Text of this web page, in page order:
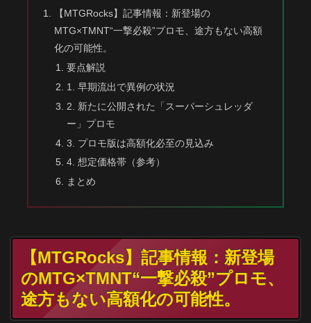
【MTGRocks】記事情報：新登場の
MTG×TMNT“一撃必殺”プロモ、途方もない高額
化の可能性。
要点解説
1. 早期流出で異例の状況
2. 新たに公開された「スーパーシュレッダ
ー」プロモ
3. プロモ版は高額化必至の見込み
4. 想定価格帯（参考）
まとめ
【MTGRocks】記事情報：新登場
のMTG×TMNT“一撃必殺”プロモ、
途方もない高額化の可能性。